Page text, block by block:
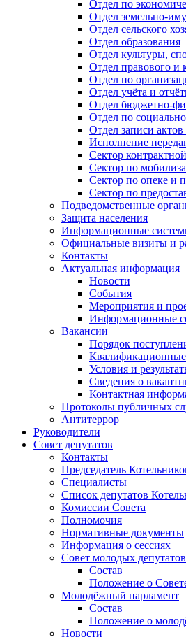
Отдел по
Отдел земельно-
Отдел сельского
Отдел образования
Отдел культуры,
Отдел правового и
Отдел по
Отдел учёта и
Отдел бюджетно-
Отдел по
Отдел записи
Исполнение
Сектор
Сектор по
Сектор по опеке и
Сектор по
Подведомственные
Защита населения
Информационные
Официальные визиты и
Контакты
Актуальная информация
Новости
События
Мероприятия и
Информационные
Вакансии
Порядок
Квалификационные
Условия и
Сведения о
Контактная
Протоколы публичных
Антитеррор
Руководители
Совет депутатов
Контакты
Председатель
Специалисты
Список депутатов
Комиссии Совета
Полномочия
Нормативные документы
Информация о сессиях
Совет молодых депутатов
Состав
Положение о
Молодёжный парламент
Состав
Положение о
Новости